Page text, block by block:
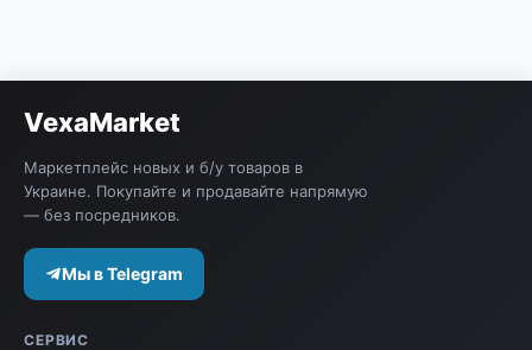
VexaMarket
Маркетплейс новых и б/у товаров в
Украине. Покупайте и продавайте напрямую
— без посредников.
Мы в Telegram
СЕРВИС